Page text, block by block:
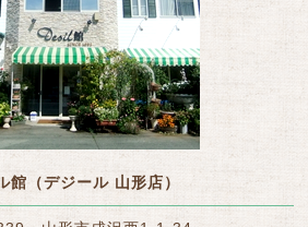
館（デジール 山形店）